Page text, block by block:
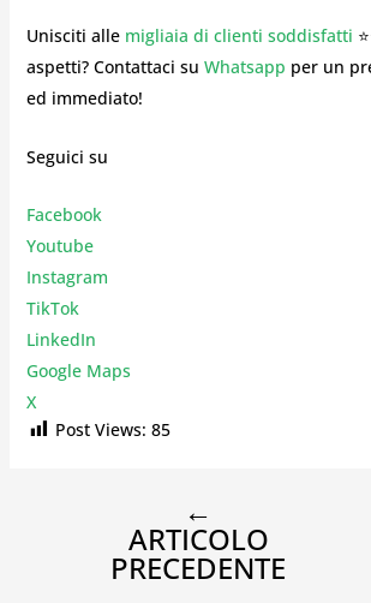
Unisciti alle migliaia di clienti soddisfatti
aspetti? Contattaci su Whatsapp per un
ed immediato!
Seguici su
Facebook
Youtube
Instagram
TikTok
LinkedIn
Google Maps
X
Post Views: 85
←
ARTICOLO
PRECEDENTE